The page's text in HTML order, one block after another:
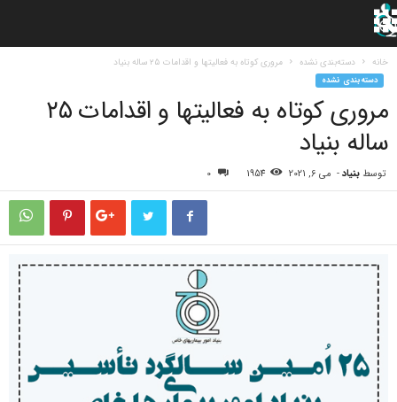
خانه دسته‌بندی نشده مروری کوتاه به فعالیتها و اقدامات ٢۵ ساله بنیاد
دسته‌بندی نشده
مروری کوتاه به فعالیتها و اقدامات ٢۵
ساله بنیاد
توسط بنیاد- می 6, 2021 1954
0